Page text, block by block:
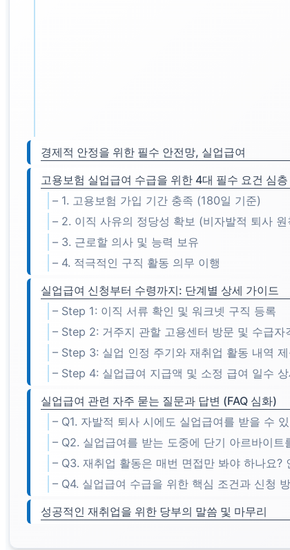
경제적 안정을 위한 필수 안전망, 실업급여
고용보험 실업급여 수급을 위한 4대 필수 요건 심층
– 1. 고용보험 가입 기간 충족 (180일 기준)
– 2. 이직 사유의 정당성 확보 (비자발적 퇴사 원
– 3. 근로할 의사 및 능력 보유
– 4. 적극적인 구직 활동 의무 이행
실업급여 신청부터 수령까지: 단계별 상세 가이드
– Step 1: 이직 서류 확인 및 워크넷 구직 등록
– Step 2: 거주지 관할 고용센터 방문 및 수급자
– Step 3: 실업 인정 주기와 재취업 활동 내역
– Step 4: 실업급여 지급액 및 소정 급여 일수
실업급여 관련 자주 묻는 질문과 답변 (FAQ 심화)
– Q1. 자발적 퇴사 시에도 실업급여를 받을 수
– Q2. 실업급여를 받는 도중에 단기 아르바이
– Q3. 재취업 활동은 매번 면접만 봐야 하나요?
– Q4. 실업급여 수급을 위한 핵심 조건과 신청
성공적인 재취업을 위한 당부의 말씀 및 마무리